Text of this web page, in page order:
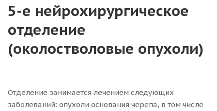
5-е нейрохирургическое
отделение
(околостволовые опухоли)
Отделение занимается лечением следующих
заболеваний: опухоли основания черепа, в том числе